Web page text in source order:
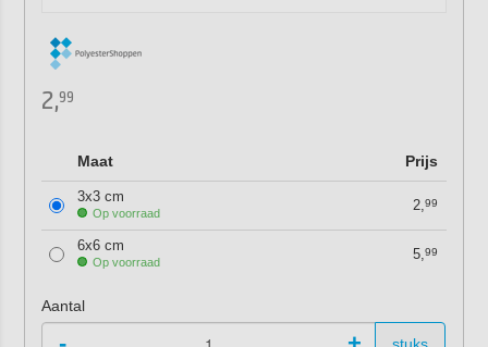
2,99
Maat Prijs
3x3 cm
Op voorraad 2,99
6x6 cm
Op voorraad 5,99
Aantal